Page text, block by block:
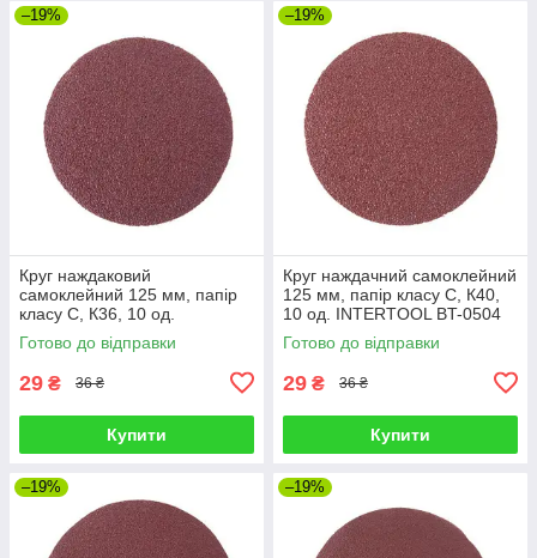
–19%
Круг наждаковий
самоклейний 125 мм, папір
класу С, К36, 10 од.
INTERTOOL BT-0503
Готово до відправки
29 ₴ 36 ₴
Купити
–19%
Круг наждачний самоклейний
125 мм, папір класу С, К40,
10 од. INTERTOOL BT-0504
Готово до відправки
29 ₴ 36 ₴
Купити
–19% –19%